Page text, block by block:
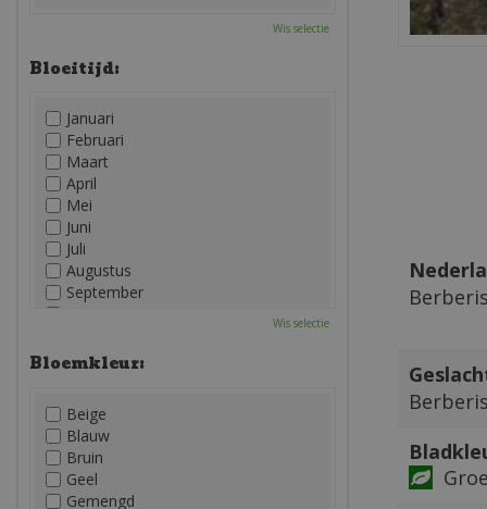
Berberis
Berberis
Wis selectie
Bloeitijd:
Januari
Februari
Maart
April
Mei
Juni
Juli
Augustus
September
December
Wis selectie
Bloemkleur:
Beige
Blauw
Bruin
Geel
Gemengd